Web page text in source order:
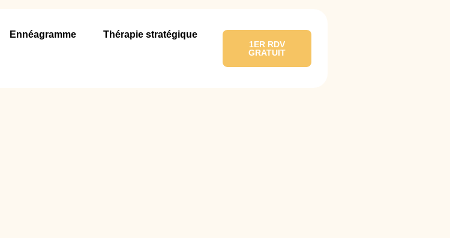
Ennéagramme Thérapie stratégique
1ER RDV
GRATUIT